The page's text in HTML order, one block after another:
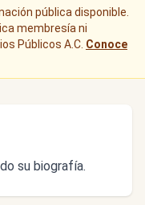
pública disponible.
membresía ni
Públicos A.C. Conoce
su biografía.